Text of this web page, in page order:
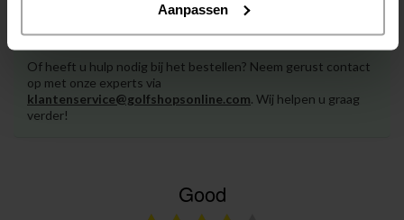
Aanpassen
Of heeft u hulp nodig bij het bestellen? Neem gerust contact
op met onze experts via
klantenservice@golfshopsonline.com. Wij helpen u graag
verder!
Good